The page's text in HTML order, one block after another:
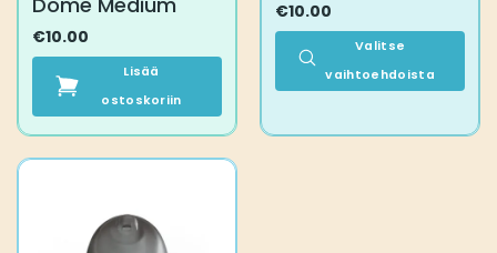
€10.00
Lisää
ostoskoriin
€10.00
Valitse
vaihtoehdoista